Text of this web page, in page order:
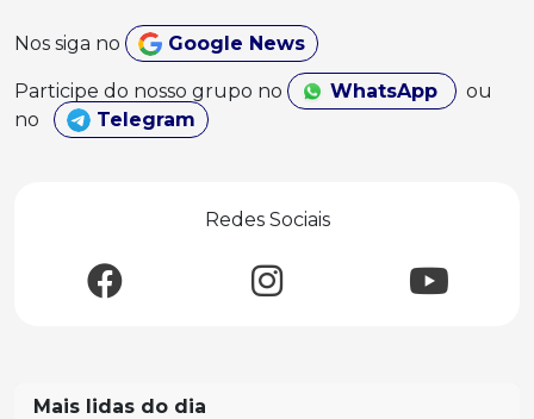
Nos siga no Google News
Participe do nosso grupo no WhatsApp
ou
no
Telegram
Redes Sociais
Mais lidas do dia